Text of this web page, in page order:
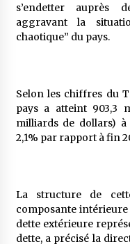
s’endetter auprès
aggravant la
chaotique” du pays.
Selon les chiffres du
pays a atteint 903,3
milliards de dollars)
2,1% par rapport à fin
La structure de
composante
dette extérieure
dette, a précisé la